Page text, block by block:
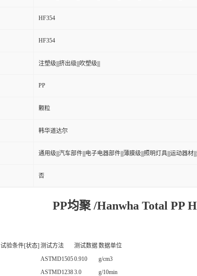
HF354
HF354
注塑级|||挤出级|||吹塑级|||
PP
颗粒
韩华道达尔
通用级|||汽车部件|||电子电器部件|||薄膜级|||照明灯具|||运动器材
否
PP均聚 /Hanwha Total PP
试验条件[状态] 测试方法 测试数据数据单位
ASTMD15050.910
g/cm3
ASTMD12383.0
g/10min